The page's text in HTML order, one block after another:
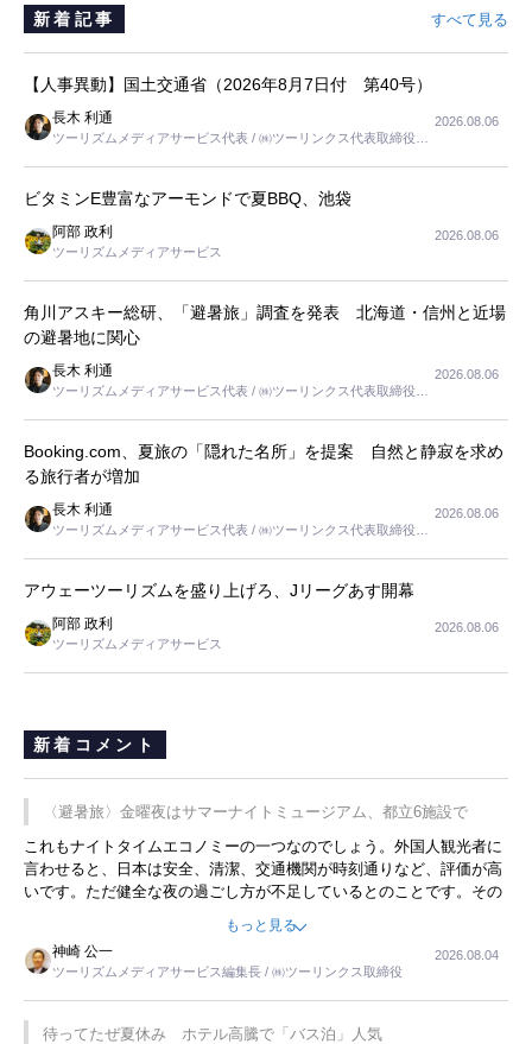
新着記事 すべて見る
【人事異動】国土交通省（2026年8月7日付 第40号）
長木 利通
ツーリズムメディアサービス代表 / ㈱ツーリンクス代表取締役社
2026.08.06
ビタミンE豊富なアーモンドで夏BBQ、池袋
阿部 政利
ツーリズムメディアサービス
2026.08.06
角川アスキー総研、「避暑旅」調査を発表 北海道・信州と近場
の避暑地に関心
長木 利通
ツーリズムメディアサービス代表 / ㈱ツーリンクス代表取締役社
2026.08.06
Booking.com、夏旅の「隠れた名所」を提案 自然と静寂を求め
る旅行者が増加
長木 利通
ツーリズムメディアサービス代表 / ㈱ツーリンクス代表取締役社
2026.08.06
アウェーツーリズムを盛り上げろ、Jリーグあす開幕
阿部 政利
ツーリズムメディアサービス
2026.08.06
新着コメント
〈避暑旅〉金曜夜はサマーナイトミュージアム、都立6施設で
これもナイトタイムエコノミーの一つなのでしょう。外国人観光者に
言わせると、日本は安全、清潔、交通機関が時刻通りなど、評価が高
いです。ただ健全な夜の過ごし方が不足しているとのことです。その
ような意味で、金曜夜にこのようなイベントが行われれば、日本人に
限らず外国人にとっても楽しみが増えるでしょうね。
もっと見る
神崎 公一
ツーリズムメディアサービス編集長 / ㈱ツーリンクス取締役
2026.08.04
待ってたぜ夏休み ホテル高騰で「バス泊」人気